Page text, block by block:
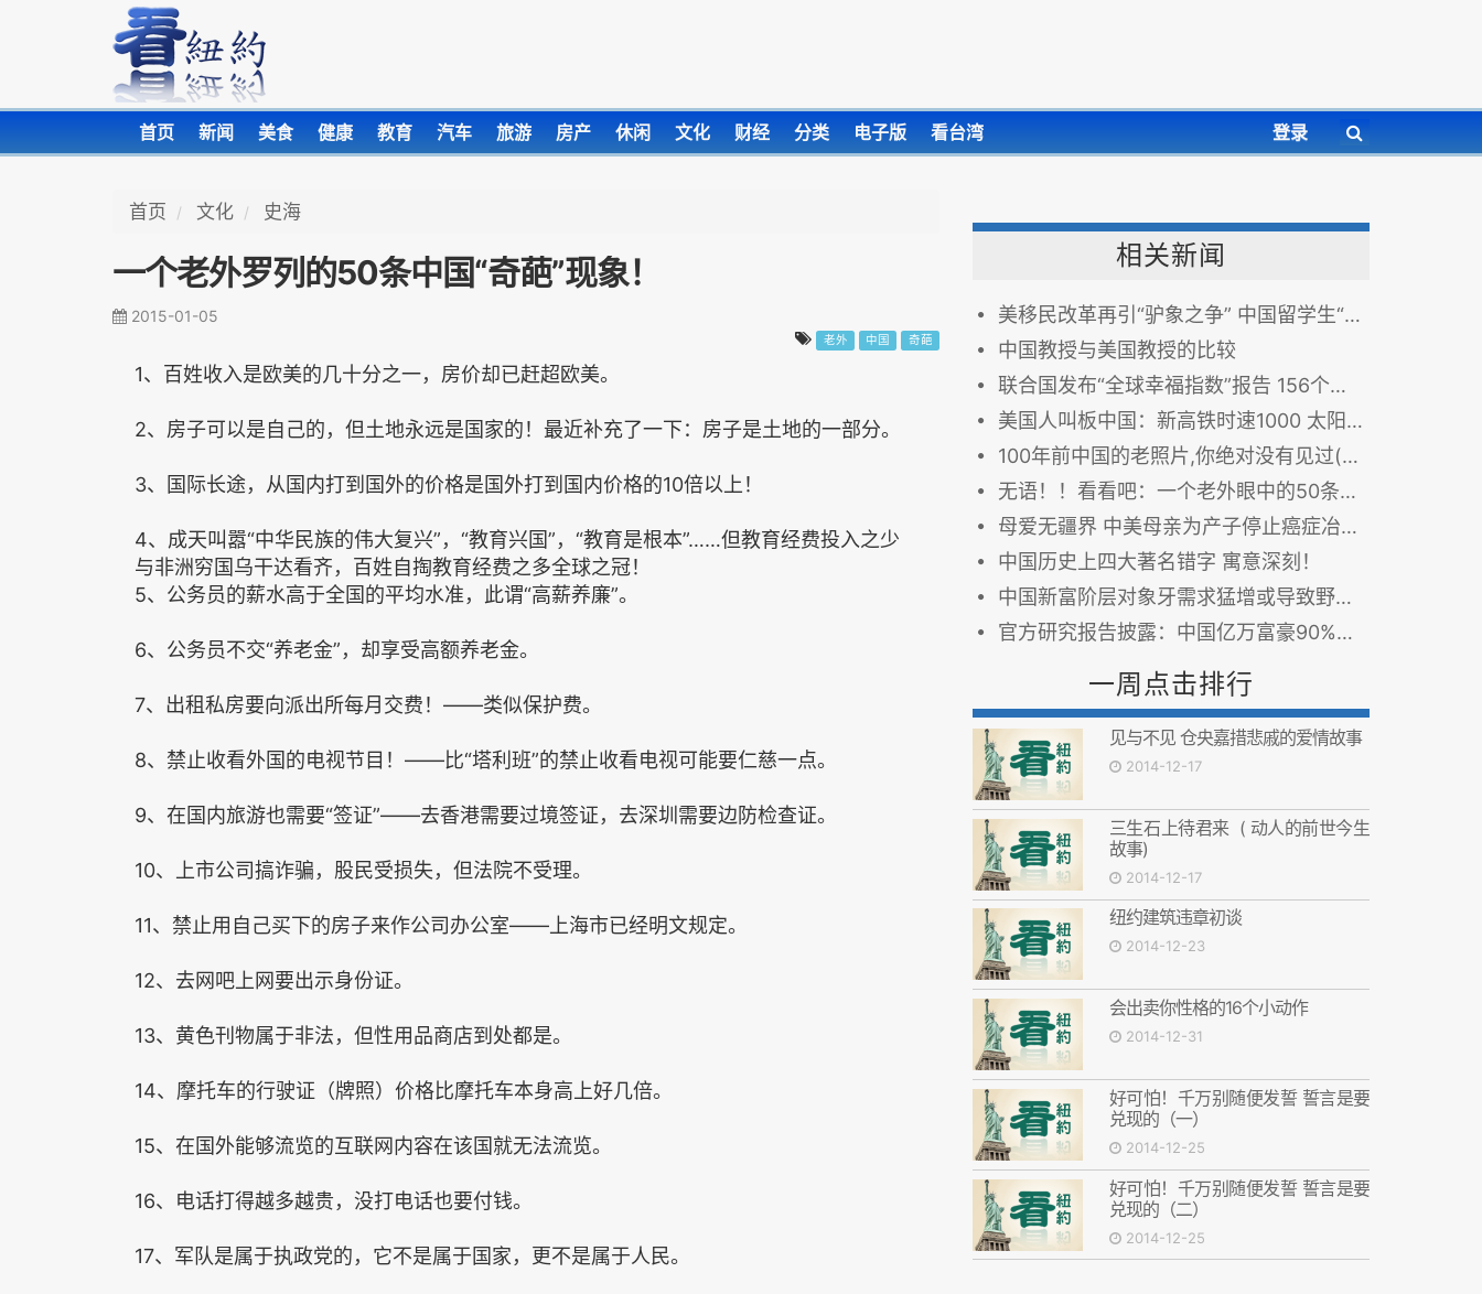
首页 新闻 美食 健康 教育 汽车 旅游 房产 休闲 文化 财经 分类 电子版 看台湾 登录
首页 文化 史海
一个老外罗列的50条中国“奇葩”现象！
2015-01-05
老外 中国 奇葩
1、百姓收入是欧美的几十分之一，房价却已赶超欧美。
2、房子可以是自己的，但土地永远是国家的！最近补充了一下：房子是土地的一部分。
3、国际长途，从国内打到国外的价格是国外打到国内价格的10倍以上！
4、成天叫嚣“中华民族的伟大复兴”，“教育兴国”，“教育是根本”……但教育经费投入之少
与非洲穷国乌干达看齐，百姓自掏教育经费之多全球之冠！
5、公务员的薪水高于全国的平均水准，此谓“高薪养廉”。
6、公务员不交“养老金”，却享受高额养老金。
7、出租私房要向派出所每月交费！——类似保护费。
8、禁止收看外国的电视节目！——比“塔利班”的禁止收看电视可能要仁慈一点。
9、在国内旅游也需要“签证”——去香港需要过境签证，去深圳需要边防检查证。
10、上市公司搞诈骗，股民受损失，但法院不受理。
11、禁止用自己买下的房子来作公司办公室——上海市已经明文规定。
12、去网吧上网要出示身份证。
13、黄色刊物属于非法，但性用品商店到处都是。
14、摩托车的行驶证（牌照）价格比摩托车本身高上好几倍。
15、在国外能够流览的互联网内容在该国就无法流览。
16、电话打得越多越贵，没打电话也要付钱。
17、军队是属于执政党的，它不是属于国家，更不是属于人民。
相关新闻
美移民改革再引“驴象之争” 中国留学生“坐收渔利”
中国教授与美国教授的比较
联合国发布“全球幸福指数”报告 156个国家中国超越奴隶制社会位居第112位
美国人叫板中国：新高铁时速1000 太阳能自身发电
100年前中国的老照片,你绝对没有见过(多图)
无语！！看看吧：一个老外眼中的50条中国奇葩现象
母爱无疆界 中美母亲为产子停止癌症冶疗生命垂危
中国历史上四大著名错字 寓意深刻！
中国新富阶层对象牙需求猛增或导致野生大象绝迹
官方研究报告披露：中国亿万富豪90%以上是高干子女
一周点击排行
见与不见 仓央嘉措悲戚的爱情故事
2014-12-17
三生石上待君来 ( 动人的前世今生
故事)
2014-12-17
纽约建筑违章初谈
2014-12-23
会出卖你性格的16个小动作
2014-12-31
好可怕！千万别随便发誓 誓言是要
兑现的（一）
2014-12-25
好可怕！千万别随便发誓 誓言是要
兑现的（二）
2014-12-25